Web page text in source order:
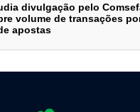
divulgação pelo
volume de transações
apostas